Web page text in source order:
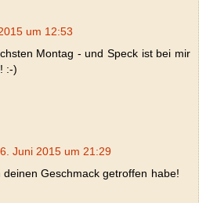
um 12:53
Montag - und Speck ist bei mir
:-)
6. Juni 2015 um 21:29
Geschmack getroffen habe!